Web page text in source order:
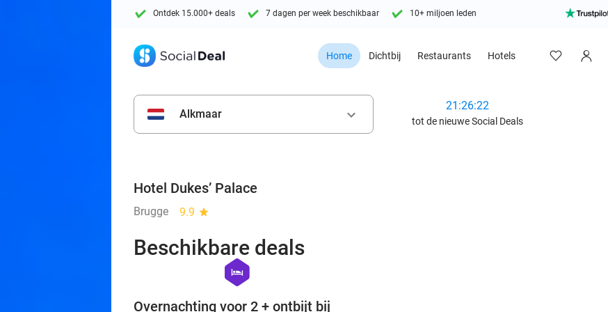
Ontdek 15.000+ deals 7 dagen per week beschikbaar 10+ miljoen leden
Home Dichtbij Restaurants Hotels
Alkmaar keyboard_arrow_down
21:26:20
tot de nieuwe Social Deals
Hotel Dukes’ Palace
Brugge 9.9 star
Beschikbare deals
hexagon
hotel
Overnachting voor 2 + ontbijt bij